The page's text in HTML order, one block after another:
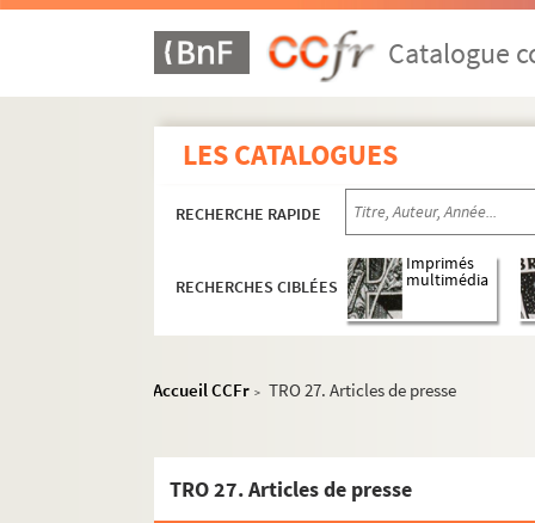
Catalogue
LES CATALOGUES
RECHERCHE RAPIDE
RECHERCHES CIBLÉES
Imprimés
multimédia
Accueil CCFr > TRO 27. Articles de presse
TRO 27. Articles de presse